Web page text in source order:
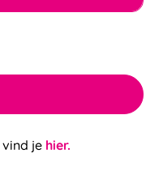
vind je hier.